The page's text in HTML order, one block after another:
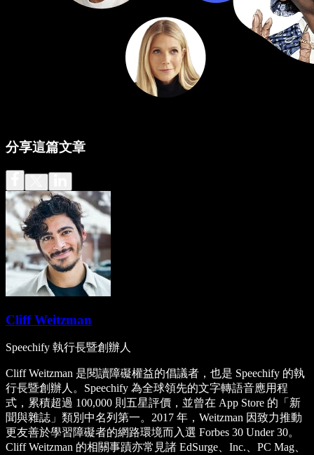
分享這篇文章
Cliff Weitzman
Speechify 執行長暨創辦人
Cliff Weitzman 是閱讀障礙權益的倡議者，也是 Speechify 的執
行長暨創辦人。Speechify 為全球領先的文字轉語音應用程
式，累積超過 100,000 則五星評價，並曾在 App Store 的「新
聞與雜誌」類別中名列第一。2017 年，Weitzman 因致力推動
更友善於學習障礙者的網路環境而入選 Forbes 30 Under 30。
Cliff Weitzman 的相關事蹟亦常見諸 EdSurge、Inc.、PC Mag、